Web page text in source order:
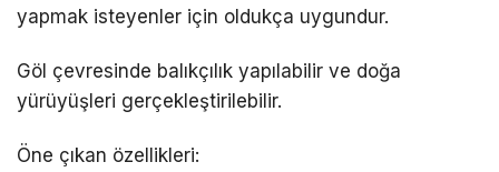
yapmak isteyenler için oldukça uygundur.
Göl çevresinde balıkçılık yapılabilir ve doğa
yürüyüşleri gerçekleştirilebilir.
Öne çıkan özellikleri: